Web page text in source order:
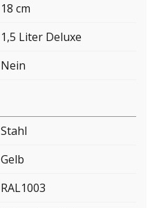
18 cm
1,5 Liter Deluxe
Nein
Stahl
Gelb
RAL1003